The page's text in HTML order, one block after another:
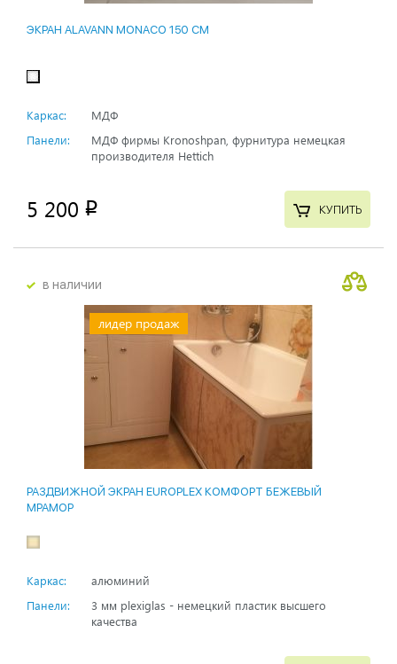
ЭКРАН ALAVANN MONACO 150 СМ
Каркас:
МДФ
Панели:
МДФ фирмы Kronoshpan, фурнитура немецкая
производителя Hettich
5 200 p КУПИТЬ
в наличии
лидер продаж
РАЗДВИЖНОЙ ЭКРАН EUROPLEX КОМФОРТ БЕЖЕВЫЙ
МРАМОР
Каркас:
алюминий
Панели:
3 мм plexiglas - немецкий пластик высшего
качества